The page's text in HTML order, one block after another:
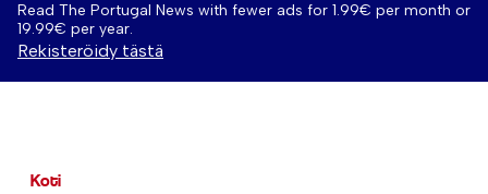
Read The Portugal News with fewer ads for 1.99€ per month or
19.99€ per year.
Rekisteröidy tästä
Koti